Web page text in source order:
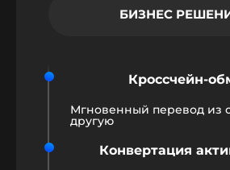
БИЗНЕС
Кроссчейн-
Мгновенный перевод из
другую
Конвертация